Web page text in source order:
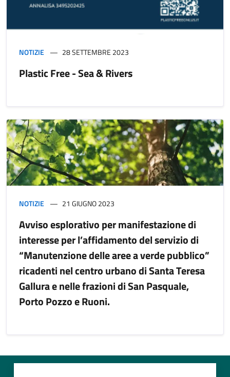
NOTIZIE 28 SETTEMBRE 2023
Plastic Free - Sea & Rivers
NOTIZIE 21 GIUGNO 2023
Avviso esplorativo per manifestazione di
interesse per l’affidamento del servizio di
“Manutenzione delle aree a verde pubblico”
ricadenti nel centro urbano di Santa Teresa
Gallura e nelle frazioni di San Pasquale,
Porto Pozzo e Ruoni.